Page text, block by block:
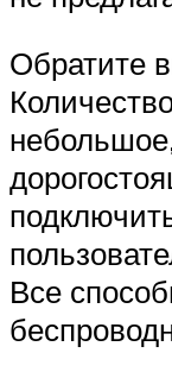
Обратите
Все